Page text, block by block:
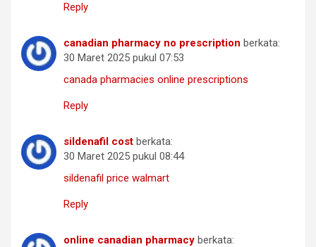
Reply
canadian pharmacy no prescription berkata:
30 Maret 2025 pukul 07:53
canada pharmacies online prescriptions
Reply
sildenafil cost berkata:
30 Maret 2025 pukul 08:44
sildenafil price walmart
Reply
online canadian pharmacy berkata: